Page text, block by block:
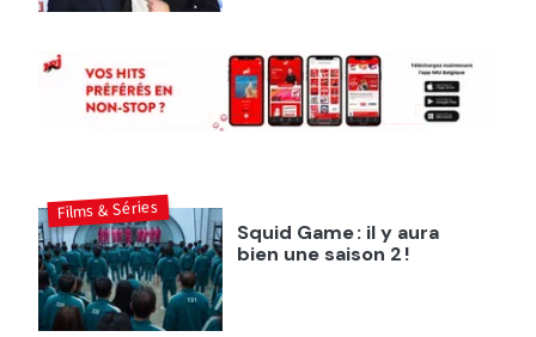
Squid Game : il y aura
bien une saison 2 !
Films & Séries